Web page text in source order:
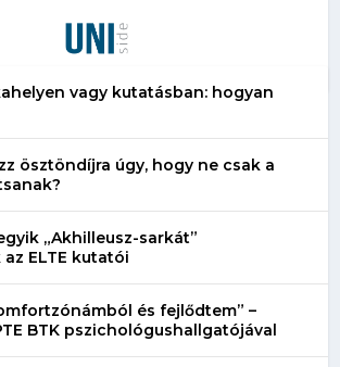
vagy kutatásban: hogyan
ösztöndíjra úgy, hogy ne csak a
„Akhilleusz-sarkát”
ELTE kutatói
és fejlődtem” –
BTK pszichológushallgatójával